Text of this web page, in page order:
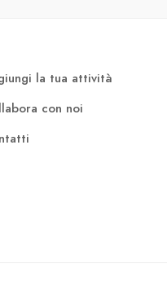
la tua attività
con noi